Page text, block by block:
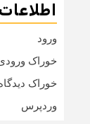
اطلاعات
ورود
خوراک
خوراک
وردپرس